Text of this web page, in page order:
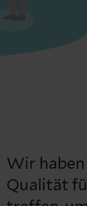
Wir haben
Qualität